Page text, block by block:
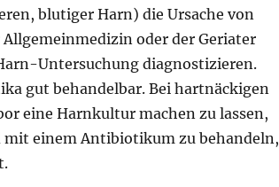
blutiger Harn) die Ursache von
oder der Geriater
Untersuchung diagnostizieren.
gut behandelbar. Bei hartnäckigen
eine Harnkultur machen zu lassen,
einem Antibiotikum zu behandeln,